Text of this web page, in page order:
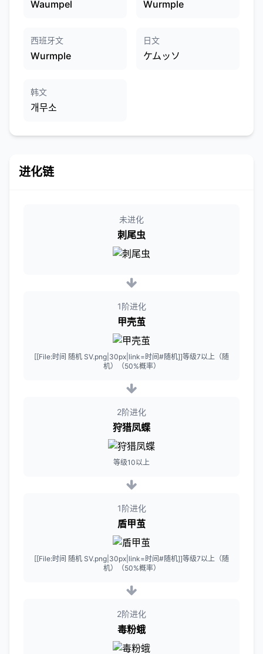
Waumpel Wurmple
西班牙文
Wurmple
日文
ケムッソ
韩文
개무소
进化链
未进化
刺尾虫
1阶进化
甲壳茧
[[File:时间 随机 SV.png|30px|link=时间#随机]]等级7以上（随
机）（50%概率）
2阶进化
狩猎凤蝶
等级10以上
1阶进化
盾甲茧
[[File:时间 随机 SV.png|30px|link=时间#随机]]等级7以上（随
机）（50%概率）
2阶进化
毒粉蛾